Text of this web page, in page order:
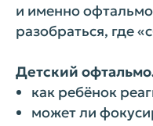
и именно
разобраться, где
Детский
как ребёнок
может ли